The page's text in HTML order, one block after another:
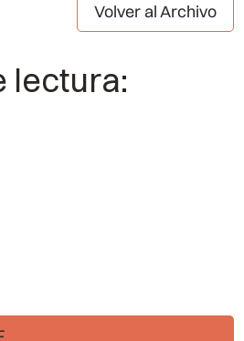
Volver al Archivo
lectura: